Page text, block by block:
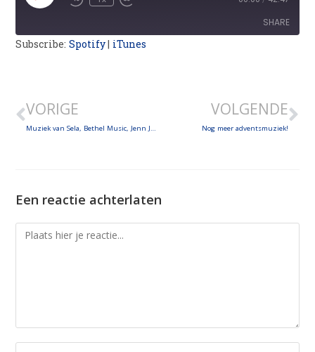
SHARE
Subscribe: Spotify| iTunes
VORIGE
Muziek van Sela, Bethel Music, Jenn Jonhson, Remco Hakkert, Dan Schutte, Lars Gerfen en meer!
VOLGENDE
Nog meer adventsmuziek!
Een reactie achterlaten